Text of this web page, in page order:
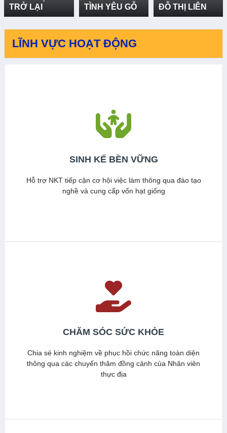
TÌNH YÊU GỖ ĐỖ THỊ LIÊN HỒ KẾT
LĨNH VỰC HOẠT ĐỘNG
SINH KẾ BỀN VỮNG
Hỗ trợ NKT tiếp cận cơ hội việc làm thông qua đào tạo
nghề và cung cấp vốn hạt giống
CHĂM SÓC SỨC KHỎE
Chia sẻ kinh nghiệm về phục hồi chức năng toàn diện
thông qua các chuyến thăm đồng cảnh của Nhân viên
thực địa